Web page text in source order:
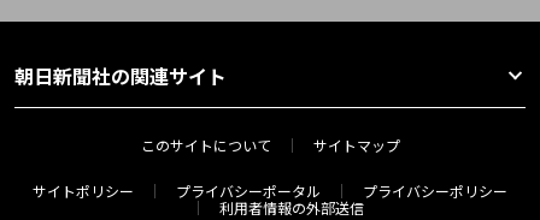
朝日新聞社の関連サイト
このサイトについて サイトマップ
サイトポリシー プライバシーポータル
プライバシーポリシー
利用者情報の外部送信